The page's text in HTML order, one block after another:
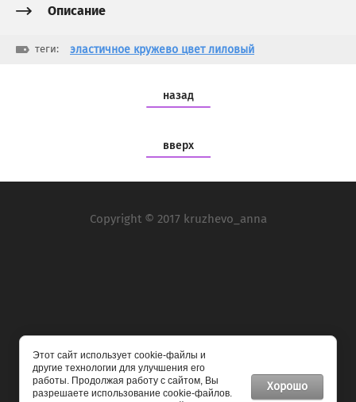
Описание
теги: эластичное кружево цвет лиловый
назад
вверх
Copyright © 2017 kruzhevo_anna
Мы в социальных сетях:
Этот сайт использует cookie-файлы и
другие технологии для улучшения его
работы. Продолжая работу с сайтом, Вы
разрешаете использование cookie-файлов.
Хорошо